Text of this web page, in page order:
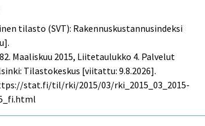
tilasto (SVT): Rakennuskustannusindeksi
Maaliskuu 2015, Liitetaulukko 4. Palvelut
Tilastokeskus [viitattu: 9.8.2026].
stat.fi/til/rki/2015/03/rki_2015_03_2015-